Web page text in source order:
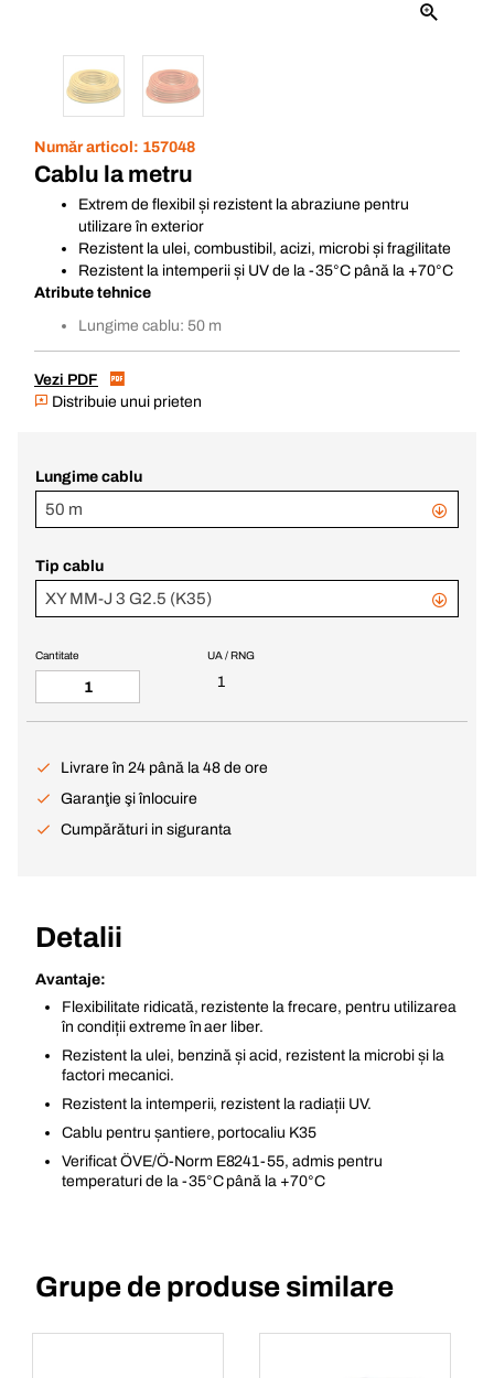
Număr articol: 157048
Cablu la metru
Extrem de flexibil și rezistent la abraziune pentru
utilizare în exterior
Rezistent la ulei, combustibil, acizi, microbi și fragilitate
Rezistent la intemperii și UV de la -35°C până la +70°C
Atribute tehnice
Lungime cablu: 50 m
Vezi PDF
Distribuie unui prieten
Lungime cablu
50 m
Tip cablu
XY MM-J 3 G2.5 (K35)
UA / RNG
1
Cantitate
Livrare în 24 până la 48 de ore
Garanţie şi înlocuire
Cumpărături in siguranta
Detalii
Avantaje:
Flexibilitate ridicată, rezistente la frecare, pentru utilizarea
în condiții extreme în aer liber.
Rezistent la ulei, benzină și acid, rezistent la microbi și la
factori mecanici.
Rezistent la intemperii, rezistent la radiații UV.
Cablu pentru șantiere, portocaliu K35
Verificat ÖVE/Ö-Norm E8241-55, admis pentru
temperaturi de la -35°C până la +70°C
Grupe de produse similare